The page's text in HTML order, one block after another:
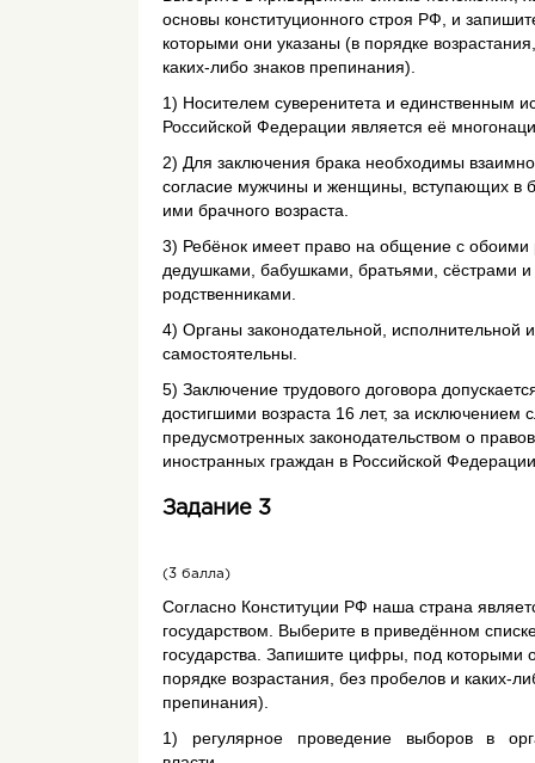
основы конституционного строя РФ, и
которыми они указаны (в порядке
каких-либо знаков препинания).
1) Носителем суверенитета и единственным
Российской Федерации является её
2) Для заключения брака необходимы
согласие мужчины и женщины, вступающих в
ими брачного возраста.
3) Ребёнок имеет право на общение с обоими
дедушками, бабушками, братьями, сёстрами и
родственниками.
4) Органы законодательной, исполнительной
самостоятельны.
5) Заключение трудового договора
достигшими возраста 16 лет, за исключением
предусмотренных законодательством о
иностранных граждан в Российской
Задание 3
(3 балла)
Согласно Конституции РФ наша страна
государством. Выберите в приведённом
государства. Запишите цифры, под которыми
порядке возрастания, без пробелов и каких-
препинания).
1) регулярное проведение выборов в